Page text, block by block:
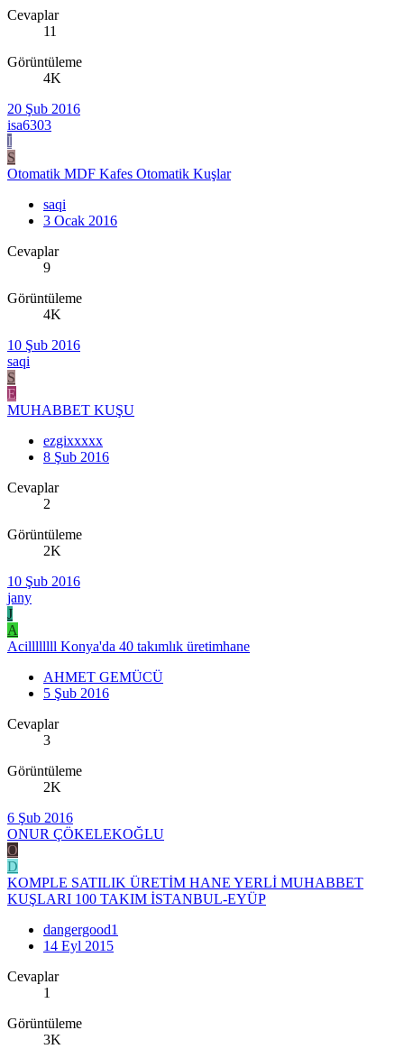
Cevaplar
11
Görüntüleme
4K
20 Şub 2016
isa6303
I
S
Otomatik MDF Kafes Otomatik Kuşlar
saqi
3 Ocak 2016
Cevaplar
9
Görüntüleme
4K
10 Şub 2016
saqi
S
E
MUHABBET KUŞU
ezgixxxxx
8 Şub 2016
Cevaplar
2
Görüntüleme
2K
10 Şub 2016
jany
J
A
Acillllllll Konya'da 40 takımlık üretimhane
AHMET GEMÜCÜ
5 Şub 2016
Cevaplar
3
Görüntüleme
2K
6 Şub 2016
ONUR ÇÖKELEKOĞLU
O
D
KOMPLE SATILIK ÜRETİM HANE YERLİ MUHABBET
KUŞLARI 100 TAKIM İSTANBUL-EYÜP
dangergood1
14 Eyl 2015
Cevaplar
1
Görüntüleme
3K